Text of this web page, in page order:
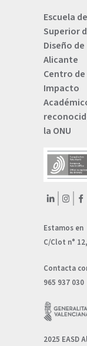
Escuela
Superior
Diseño de
Alicante
Centro de
Impacto
la ONU
Estamos en
C/Clot n°
Contacta
965 937 030
2025 EASD